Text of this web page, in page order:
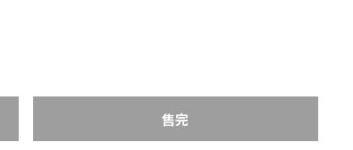
售完